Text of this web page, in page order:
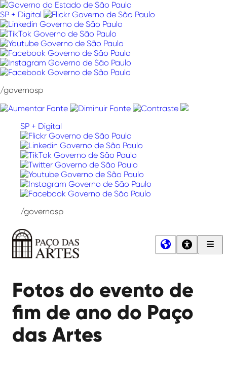
Pular
para
o
conteúdo
SP + Digital
/governosp
SP + Digital
/governosp
Artes
Fotos do evento de
fim de ano do Paço
das Artes